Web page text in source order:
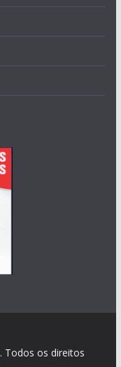
. Todos os direitos